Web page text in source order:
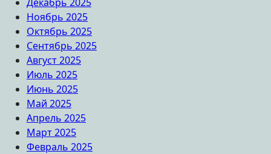
Ноябрь 2025
Октябрь 2025
Сентябрь 2025
Август 2025
Июль 2025
Июнь 2025
Май 2025
Апрель 2025
Март 2025
Февраль 2025